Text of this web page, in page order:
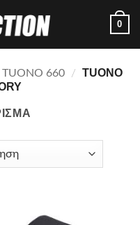
0
TUONO 660 /
TUONO